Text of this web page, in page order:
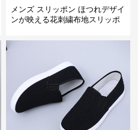
メンズ スリッポン ほつれデザイ
ンが映える花刺繍布地スリッポ